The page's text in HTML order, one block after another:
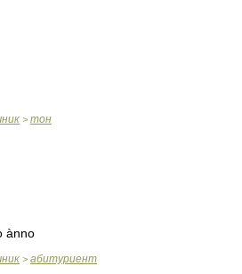
> тон
ànno
> абитуриент